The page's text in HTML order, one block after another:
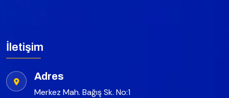
İletişim
Adres
Merkez Mah. Bağış Sk. No:1